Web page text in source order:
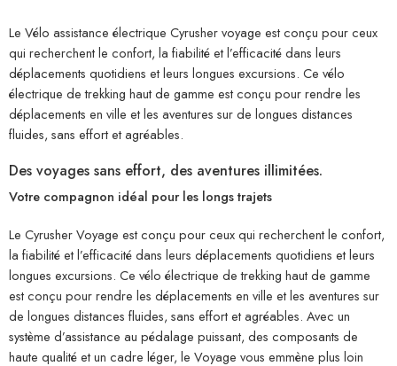
Le Vélo assistance électrique Cyrusher voyage est conçu pour ceux
qui recherchent le confort, la fiabilité et l’efficacité dans leurs
déplacements quotidiens et leurs longues excursions. Ce vélo
électrique de trekking haut de gamme est conçu pour rendre les
déplacements en ville et les aventures sur de longues distances
fluides, sans effort et agréables.
Des voyages sans effort, des aventures illimitées.
Votre compagnon idéal pour les longs trajets
Le Cyrusher Voyage est conçu pour ceux qui recherchent le confort,
la fiabilité et l’efficacité dans leurs déplacements quotidiens et leurs
longues excursions. Ce vélo électrique de trekking haut de gamme
est conçu pour rendre les déplacements en ville et les aventures sur
de longues distances fluides, sans effort et agréables. Avec un
système d’assistance au pédalage puissant, des composants de
haute qualité et un cadre léger, le Voyage vous emmène plus loin